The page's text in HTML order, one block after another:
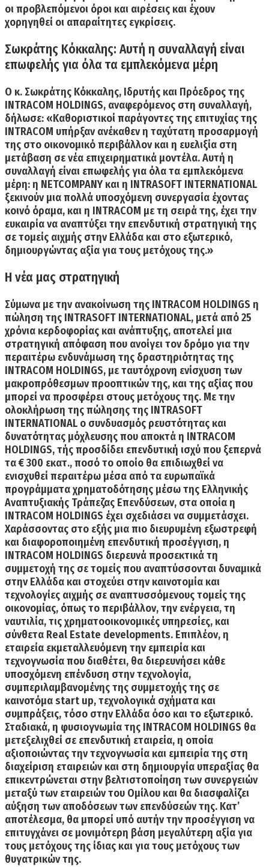
οι προβλεπόμενοι όροι και αιρέσεις και έχουν
χορηγηθεί οι απαραίτητες εγκρίσεις.
Σωκράτης Κόκκαλης: Αυτή η συναλλαγή είναι
επωφελής για όλα τα εμπλεκόμενα μέρη
Ο κ. Σωκράτης Κόκκαλης, Ιδρυτής και Πρόεδρος της
INTRACOM HOLDINGS, αναφερόμενος στη συναλλαγή,
δήλωσε: «Καθοριστικοί παράγοντες της επιτυχίας της
INTRACOM υπήρξαν ανέκαθεν η ταχύτατη προσαρμογή
της στο οικονομικό περιβάλλον και η ευελιξία στη
μετάβαση σε νέα επιχειρηματικά μοντέλα.Αυτή η
συναλλαγή είναι επωφελής για όλα τα εμπλεκόμενα
μέρη: η NETCOMPANY και η INTRASOFT INTERNATIONAL
ξεκινούν μια πολλά υποσχόμενη συνεργασία έχοντας
κοινό όραμα, και η INTRACOM με τη σειρά της, έχει την
ευκαιρία να αναπτύξει την επενδυτική στρατηγική της
σε τομείς αιχμής στην Ελλάδα και στο εξωτερικό,
δημιουργώντας αξία για τους μετόχους της.»
H νέα μας στρατηγική
Σύμωνα με την ανακοίνωση της INTRACOM HOLDINGS η
πώληση της INTRASOFT INTERNATIONAL, μετά από 25
χρόνια κερδοφορίας και ανάπτυξης, αποτελεί μια
στρατηγική απόφαση που ανοίγει τον δρόμο για την
περαιτέρω ενδυνάμωση της δραστηριότητας της
INTRACOM HOLDINGS, με ταυτόχρονη ενίσχυση των
μακροπρόθεσμων προοπτικών της, και της αξίας που
μπορεί να προσφέρει στους μετόχους της. Με την
ολοκλήρωση της πώλησης της INTRASOFT
INTERNATIONAL ο συνδυασμός ρευστότητας και
δυνατότητας μόχλευσης που αποκτά η INTRACOM
HOLDINGS, τής προσδίδει επενδυτική ισχύ που ξεπερνά
τα € 300 εκατ., ποσό το οποίο θα επιδιωχθεί να
ενισχυθεί περαιτέρω μέσα από τα ευρωπαϊκά
προγράμματα χρηματοδότησης μέσω της Ελληνικής
Αναπτυξιακής Τράπεζας Επενδύσεων, στα οποία η
INTRACOM HOLDINGS έχει σχεδιάσει να συμμετάσχει.
Χαράσσοντας στο εξής μια πιο διευρυμένη εξωστρεφή
και διαφοροποιημένη επενδυτική προσέγγιση, η
INTRACOM HOLDINGS διερευνά προσεκτικά τη
συμμετοχή της σε τομείς που αναπτύσσονται δυναμικά
στην Ελλάδα και στοχεύει στην καινοτομία και
τεχνολογίες αιχμής σε αναπτυσσόμενους τομείς της
οικονομίας, όπως το περιβάλλον, την ενέργεια, τη
ναυτιλία, τις χρηματοοικονομικές υπηρεσίες, και
σύνθετα Real Estate developments. Επιπλέον, η
εταιρεία εκμεταλλευόμενη την εμπειρία και
τεχνογνωσία που διαθέτει, θα διερευνήσει κάθε
υποσχόμενη επένδυση στην τεχνολογία,
συμπεριλαμβανομένης της συμμετοχής της σε
καινοτόμα start up, τεχνολογικά σχήματα και
συμπράξεις, τόσο στην Ελλάδα όσο και το εξωτερικό.
Σταδιακά, η φυσιογνωμία της INTRACOM HOLDINGS θα
μετεξελιχθεί σε επενδυτική εταιρεία, η οποία
αξιοποιώντας την τεχνογνωσία και εμπειρία της στη
διαχείριση εταιρειών και στη δημιουργία υπεραξίας θα
επικεντρώνεται στην βελτιστοποίηση των συνεργειών
μεταξύ των εταιρειών του Ομίλου και θα διασφαλίζει
αύξηση των αποδόσεων των επενδύσεών της. Κατ’
αποτέλεσμα, θα μπορεί υπό αυτήν την προσέγγιση να
επιτυγχάνει σε μονιμότερη βάση μεγαλύτερη αξία για
τους μετόχους της ίδιας και για τους μετόχους των
θυγατρικών της.